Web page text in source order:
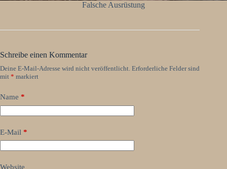
Falsche Ausrüstung
Schreibe einen Kommentar
Deine E-Mail-Adresse wird nicht veröffentlicht. Erforderliche Felder sind
mit * markiert
Name *
E-Mail *
Website